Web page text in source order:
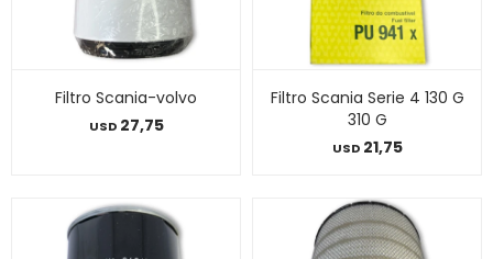
Filtro Scania-volvo
USD 27,75
Filtro Scania Serie 4 130 G
310 G
USD 21,75